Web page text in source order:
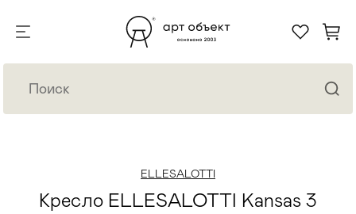
ELLESALOTTI
Кресло ELLESALOTTI Kansas 3